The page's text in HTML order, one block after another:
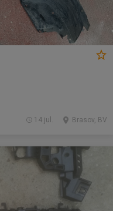
Brasov, BV
14 jul.